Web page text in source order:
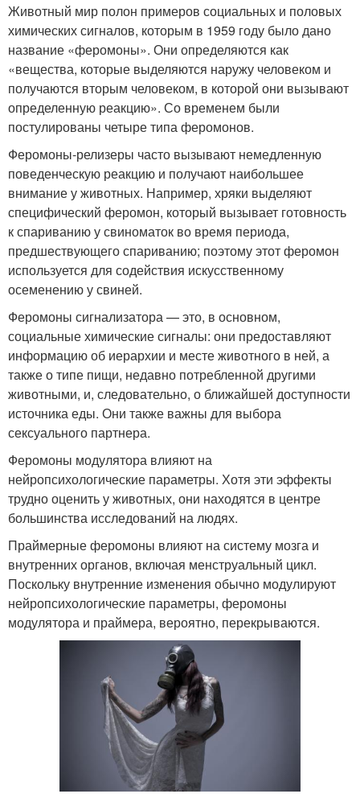
Животный мир полон примеров социальных и половых
химических сигналов, которым в 1959 году было дано
название «феромоны». Они определяются как
«вещества, которые выделяются наружу человеком и
получаются вторым человеком, в которой они вызывают
определенную реакцию». Со временем были
постулированы четыре типа феромонов.
Феромоны-релизеры часто вызывают немедленную
поведенческую реакцию и получают наибольшее
внимание у животных. Например, хряки выделяют
специфический феромон, который вызывает готовность
к спариванию у свиноматок во время периода,
предшествующего спариванию; поэтому этот феромон
используется для содействия искусственному
осеменению у свиней.
Феромоны сигнализатора — это, в основном,
социальные химические сигналы: они предоставляют
информацию об иерархии и месте животного в ней, а
также о типе пищи, недавно потребленной другими
животными, и, следовательно, о ближайшей доступности
источника еды. Они также важны для выбора
сексуального партнера.
Феромоны модулятора влияют на
нейропсихологические параметры. Хотя эти эффекты
трудно оценить у животных, они находятся в центре
большинства исследований на людях.
Праймерные феромоны влияют на систему мозга и
внутренних органов, включая менструальный цикл.
Поскольку внутренние изменения обычно модулируют
нейропсихологические параметры, феромоны
модулятора и праймера, вероятно, перекрываются.